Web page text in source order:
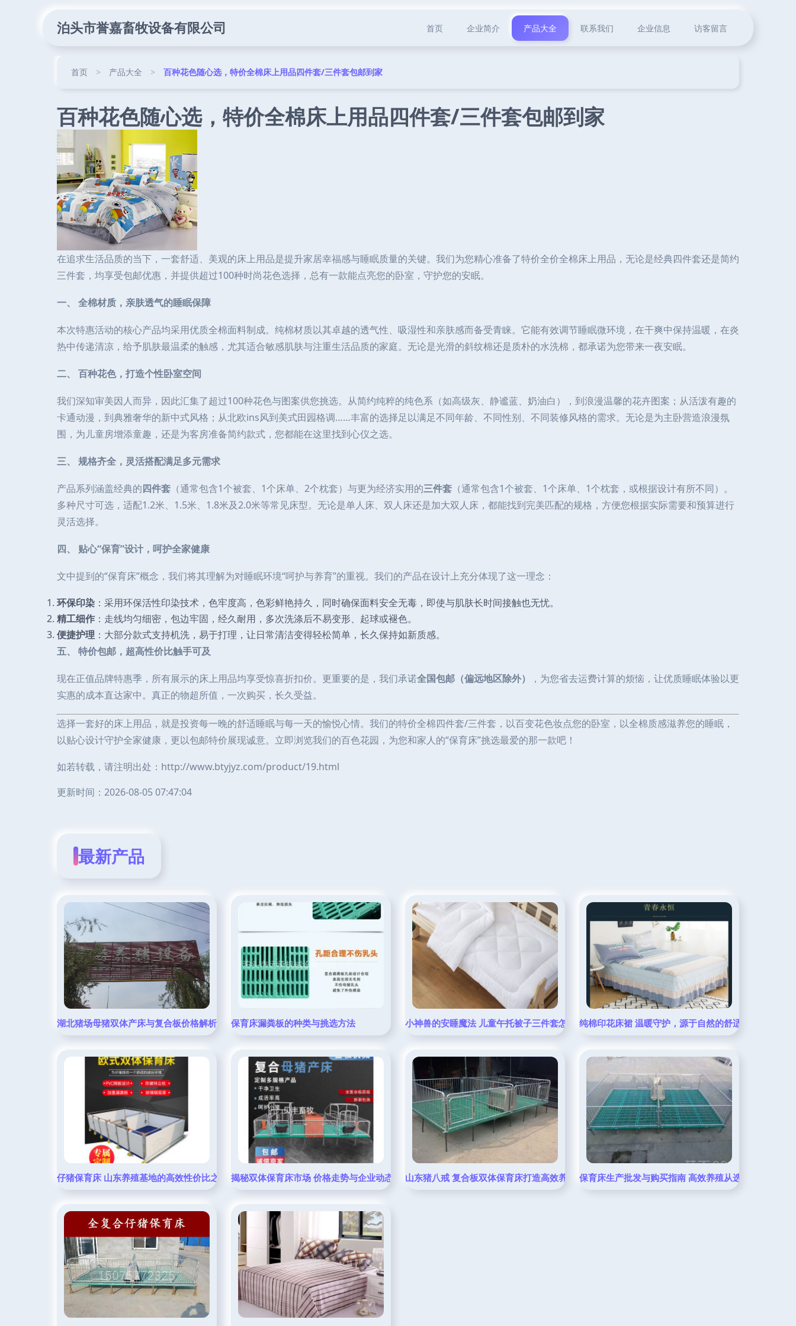
泊头市誉嘉畜牧设备有限公司 首页 企业简介 产品大全 联系我们 企业信息 访客留言
首页 > 产品大全 > 百种花色随心选，特价全棉床上用品四件套/三件套包邮到家
百种花色随心选，特价全棉床上用品四件套/三件套包邮到家
在追求生活品质的当下，一套舒适、美观的床上用品是提升家居幸福感与睡眠质量的关键。我们为您精心准备了特价全价全棉床上用品，无论是经典四件套还是简约
三件套，均享受包邮优惠，并提供超过100种时尚花色选择，总有一款能点亮您的卧室，守护您的安眠。
一、 全棉材质，亲肤透气的睡眠保障
本次特惠活动的核心产品均采用优质全棉面料制成。纯棉材质以其卓越的透气性、吸湿性和亲肤感而备受青睐。它能有效调节睡眠微环境，在干爽中保持温暖，在炎
热中传递清凉，给予肌肤最温柔的触感，尤其适合敏感肌肤与注重生活品质的家庭。无论是光滑的斜纹棉还是质朴的水洗棉，都承诺为您带来一夜安眠。
二、 百种花色，打造个性卧室空间
我们深知审美因人而异，因此汇集了超过100种花色与图案供您挑选。从简约纯粹的纯色系（如高级灰、静谧蓝、奶油白），到浪漫温馨的花卉图案；从活泼有趣的
卡通动漫，到典雅奢华的新中式风格；从北欧ins风到美式田园格调……丰富的选择足以满足不同年龄、不同性别、不同装修风格的需求。无论是为主卧营造浪漫氛
围，为儿童房增添童趣，还是为客房准备简约款式，您都能在这里找到心仪之选。
三、 规格齐全，灵活搭配满足多元需求
产品系列涵盖经典的四件套 （通常包含1个被套、1个床单、2个枕套）与更为经济实用的三件套 （通常包含1个被套、1个床单、1个枕套，或根据设计有所不同）。
多种尺寸可选，适配1.2米、1.5米、1.8米及2.0米等常见床型。无论是单人床、双人床还是加大双人床，都能找到完美匹配的规格，方便您根据实际需要和预算进行
灵活选择。
四、 贴心“保育”设计，呵护全家健康
文中提到的“保育床”概念，我们将其理解为对睡眠环境“呵护与养育”的重视。我们的产品在设计上充分体现了这一理念：
环保印染 ：采用环保活性印染技术，色牢度高，色彩鲜艳持久，同时确保面料安全无毒，即使与肌肤长时间接触也无忧。
精工细作 ：走线均匀细密，包边牢固，经久耐用，多次洗涤后不易变形、起球或褪色。
便捷护理 ：大部分款式支持机洗，易于打理，让日常清洁变得轻松简单，长久保持如新质感。
五、 特价包邮，超高性价比触手可及
现在正值品牌特惠季，所有展示的床上用品均享受惊喜折扣价。更重要的是，我们承诺全国包邮（偏远地区除外）
，为您省去运费计算的烦恼，让优质睡眠体验以更
实惠的成本直达家中。真正的物超所值，一次购买，长久受益。
选择一套好的床上用品，就是投资每一晚的舒适睡眠与每一天的愉悦心情。我们的特价全棉四件套/三件套，以百变花色妆点您的卧室，以全棉质感滋养您的睡眠，
以贴心设计守护全家健康，更以包邮特价展现诚意。立即浏览我们的百色花园，为您和家人的“保育床”挑选最爱的那一款吧！
如若转载，请注明出处：http://www.btyjyz.com/product/19.html
更新时间：2026-08-05 07:47:04
最新产品
湖北猪场母猪双体产床与复合板价格解析——农业机械栏目保育床选购指南
保育床漏粪板的种类与挑选方法 小神兽的安睡魔法 儿童午托被子三件套怎么选？纯棉印花床裙 温暖守护，源于自然的舒适之选
仔猪保育床 山东养殖基地的高效性价比之选 揭秘双体保育床市场 价格走势与企业动态全解析山东猪八戒 复合板双体保育床打造高效养殖新模式保育床生产批发与购买指南 高效养殖从选择合适的复